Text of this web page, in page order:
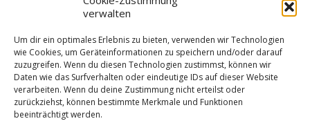
verwalten
Um dir ein optimales Erlebnis zu bieten, verwenden wir Technologien
wie Cookies, um Geräteinformationen zu speichern und/oder darauf
zuzugreifen. Wenn du diesen Technologien zustimmst, können wir
Daten wie das Surfverhalten oder eindeutige IDs auf dieser Website
verarbeiten. Wenn du deine Zustimmung nicht erteilst oder
zurückziehst, können bestimmte Merkmale und Funktionen
beeinträchtigt werden.
Kielboote_bis_YS_107 Herunterladen
Kategorien
Regatten,Sonderwettfahrt
Schlagworte